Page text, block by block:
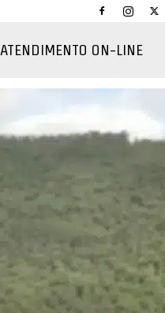
ATENDIMENTO ON-LINE